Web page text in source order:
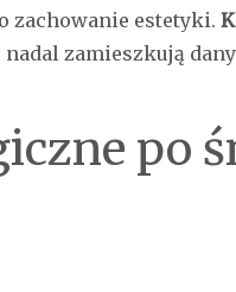
zachowanie estetyki.
zamieszkują
po